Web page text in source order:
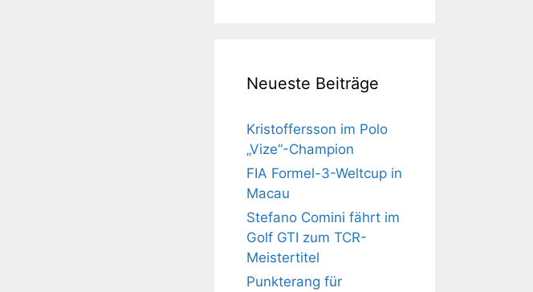
Neueste Beiträge
Kristoffersson im Polo
„Vize“-Champion
FIA Formel-3-Weltcup in
Macau
Stefano Comini fährt im
Golf GTI zum TCR-
Meistertitel
Punkterang für